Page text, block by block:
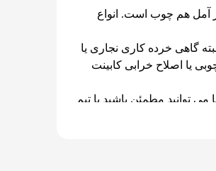
آمل هم چوب است. انواع
گاهی خرده کاری نجاری یا
یا اصلاح خرابی کابینت
توانید مطمئن باشید با تیم